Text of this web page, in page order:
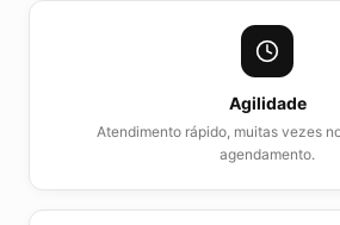
Agilidade
Atendimento rápido, muitas vezes
agendamento.